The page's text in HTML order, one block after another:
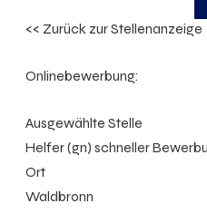
<< Zurück zur Stellenanzeige
Onlinebewerbung:
Ausgewählte Stelle
Helfer (gn) schneller
Ort
Waldbronn